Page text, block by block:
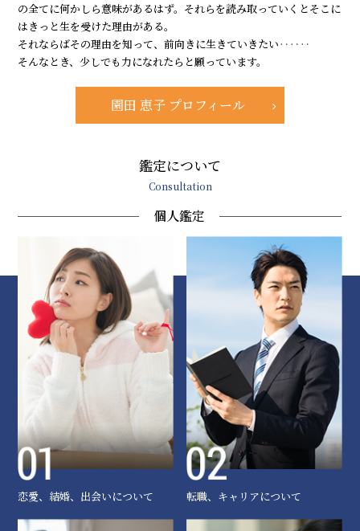
の全てに何かしら意味があるはず。それらを読み取っていくとそこに
はきっと生を受けた理由がある。
それならばその理由を知って、前向きに生きていきたい‥‥‥
そんなとき、少しでも力になれたらと願っています。
園田 恵子 プロフィール
鑑定について
Consultation
個人鑑定
恋愛、結婚、出会いについて 転職、キャリアについて